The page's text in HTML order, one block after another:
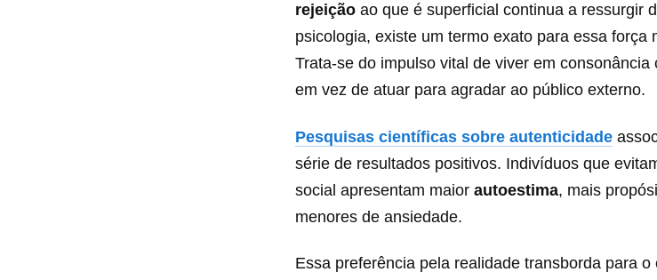
rejeição ao que é superficial continua a ressurgir
psicologia, existe um termo exato para essa força
Trata-se do impulso vital de viver em
em vez de atuar para agradar ao público externo.
Pesquisas científicas sobre autenticidade
série de resultados positivos. Indivíduos que
social apresentam maior autoestima, mais
menores de ansiedade.
Essa preferência pela realidade transborda para